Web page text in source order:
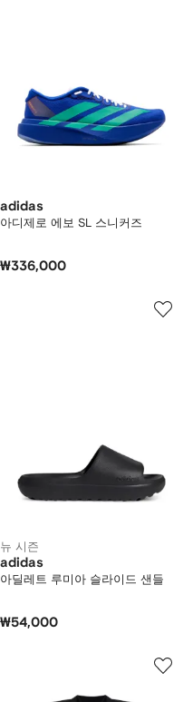
adidas
아디제로 에보 SL 스니커즈
₩336,000
뉴 시즌
adidas
아딜레트 루미아 슬라이드 샌들
₩54,000